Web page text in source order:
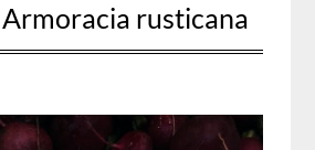
Armoracia rusticana